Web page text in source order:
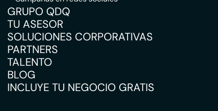
GRUPO QDQ
TU ASESOR
SOLUCIONES CORPORATIVAS
PARTNERS
TALENTO
BLOG
INCLUYE TU NEGOCIO GRATIS